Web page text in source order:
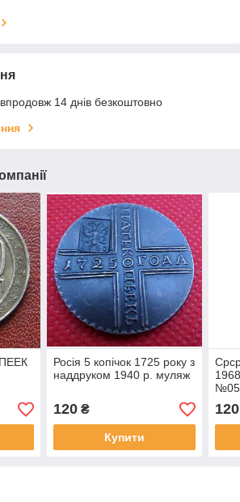
14 днів безкоштовно
Росія 5 копічок 1725 року з
наддруком 1940 р. муляж
120₴
Купити
120